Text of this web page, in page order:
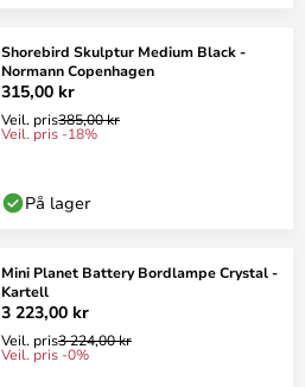
Shorebird Skulptur Medium Black -
Normann Copenhagen
315,00 kr
Veil. pris385,00 kr
Veil. pris -18%
På lager
Mini Planet Battery Bordlampe Crystal -
Kartell
3 223,00 kr
Veil. pris3 224,00 kr
Veil. pris -0%